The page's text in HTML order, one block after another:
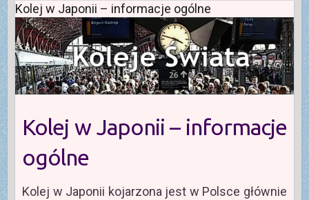
n
t
Kolej w Japonii – informacje ogólne
Kolej w Japonii – informacje
ogólne
Kolej w Japonii kojarzona jest w Polsce głównie